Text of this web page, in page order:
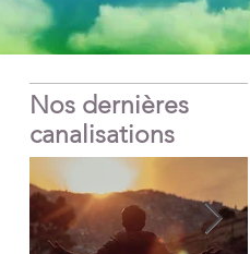
Nos dernières
canalisations